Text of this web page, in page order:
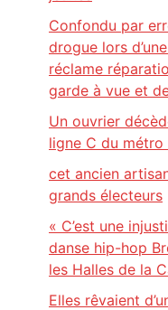
Confondu par
drogue lors
réclame
garde à vue et
Un ouvrier
ligne C du métro
cet ancien
grands électeurs
« C’est une
danse hip-hop
les Halles de la
Elles rêvaient